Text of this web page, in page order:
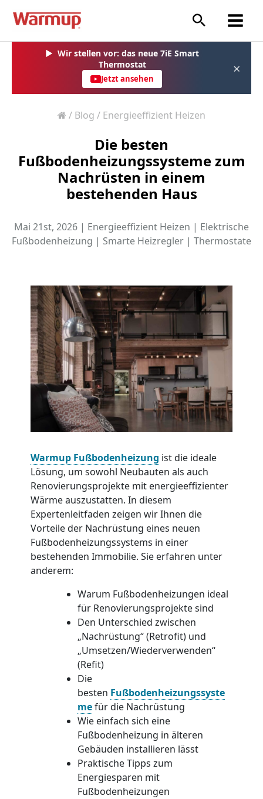
Inhalt
▶ Wir stellen vor: das neue 7iE Smart
Thermostat
Jetzt ansehen
×
/ Blog / Energieeffizient Heizen
Die besten
Fußbodenheizungssysteme zum
Nachrüsten in einem
bestehenden Haus
Mai 21st, 2026 | Energieeffizient Heizen | Elektrische
Fußbodenheizung | Smarte Heizregler | Thermostate
Warmup Fußbodenheizung ist die ideale
Lösung, um sowohl Neubauten als auch
Renovierungsprojekte mit energieeffizienter
Wärme auszustatten. In diesem
Expertenleitfaden zeigen wir Ihnen die
Vorteile der Nachrüstung eines neuen
Fußbodenheizungssystems in einer
bestehenden Immobilie. Sie erfahren unter
anderem:
Warum Fußbodenheizungen ideal
für Renovierungsprojekte sind
Den Unterschied zwischen
„Nachrüstung“ (Retrofit) und
„Umsetzen/Wiederverwenden“
(Refit)
Die
besten Fußbodenheizungssyste
mefür die Nachrüstung
Wie einfach sich eine
Fußbodenheizung in älteren
Gebäuden installieren lässt
Praktische Tipps zum
Energiesparen mit
Fußbodenheizungen